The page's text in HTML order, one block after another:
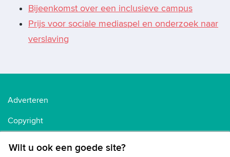
Bijeenkomst over een inclusieve campus
Prijs voor sociale mediaspel en onderzoek naar
verslaving
Adverteren
Copyright
Wilt u ook een goede site?